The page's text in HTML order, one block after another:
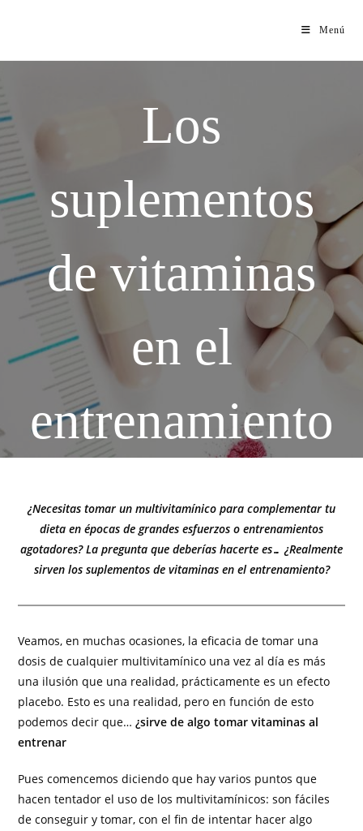
Menú
Los
suplementos
de vitaminas
en el
entrenamiento
¿Necesitas tomar un multivitamínico para complementar tu
dieta en épocas de grandes esfuerzos o entrenamientos
agotadores? La pregunta que deberías hacerte es… ¿Realmente
sirven los suplementos de vitaminas en el entrenamiento?
Veamos, en muchas ocasiones, la eficacia de tomar una
dosis de cualquier multivitamínico una vez al día es más
una ilusión que una realidad, prácticamente es un efecto
placebo. Esto es una realidad, pero en función de esto
podemos decir que…¿sirve de algo tomar vitaminas al
entrenar
Pues comencemos diciendo que hay varios puntos que
hacen tentador el uso de los multivitamínicos: son fáciles
de conseguir y tomar, con el fin de intentar hacer algo